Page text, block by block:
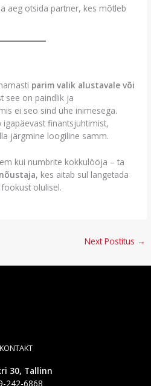
aeg otsida partner, kes mõtleb
parim valik alustavale või
see on paindlik ja
ei seo sind ühe inimesega.
finantsjuhtimist,
järgmine loogiline samm.
kui numbrite kokkulööja – ta
, kes aitab sul langetada
olulisel.
Next Postitus →
KONTAKT
30, Tallinn
242-6868